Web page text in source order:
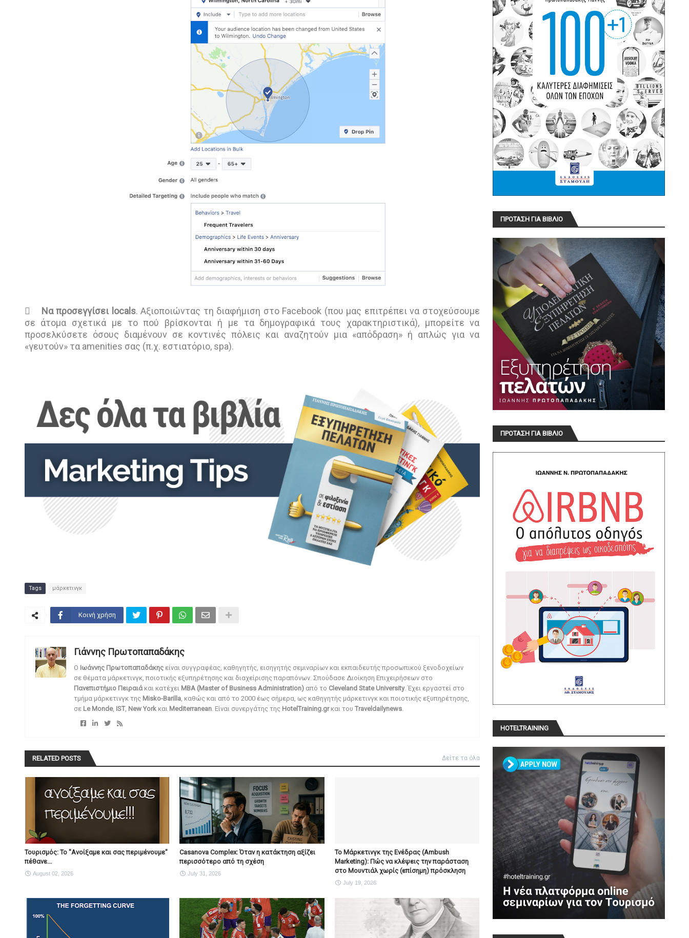
 Να προσεγγίσει locals. Αξιοποιώντας τη διαφήμιση στο Facebook (που μας επιτρέπει να στοχεύσουμε
σε άτομα σχετικά με το πού βρίσκονται ή με τα δημογραφικά τους χαρακτηριστικά), μπορείτε να
προσελκύσετε όσους διαμένουν σε κοντινές πόλεις και αναζητούν μια «απόδραση» ή απλώς για να
«γευτούν» τα amenities σας (π.χ. εστιατόριο, spa).
Tags μάρκετινγκ
Κοινή χρήση
Γιάννης Πρωτοπαπαδάκης
O Ιωάννης Πρωτοπαπαδάκης είναι συγγραφέας, καθηγητής, εισηγητής σεμιναρίων και εκπαιδευτής προσωπικού ξενοδοχείων
σε θέματα μάρκετινγκ, ποιοτικής εξυπηρέτησης και διαχείρισης παραπόνων. Σπούδασε Διοίκηση Επιχειρήσεων στο
Πανεπιστήμιο Πειραιάκαι κατέχει MBA (Master of Business Administration)από το Cleveland State University. Έχει εργαστεί στο
τμήμα μάρκετινγκ της Misko-Barilla, καθώς και από το 2000 έως σήμερα, ως καθηγητής μάρκετινγκ και ποιοτικής εξυπηρέτησης,
σε Le Monde, IST, New Yorkκαι Mediterranean. Είναι συνεργάτης της HotelTraining.grκαι του Traveldailynews.
RELATED POSTS Δείτε τα όλα
Τουρισμός: Το "Ανοίξαμε και σας περιμένουμε"
πέθανε...
August 02, 2026
Casanova Complex: Όταν η κατάκτηση αξίζει
περισσότερο από τη σχέση
July 31, 2026
To Μάρκετινγκ της Ενέδρας (Ambush
Marketing): Πώς να κλέψεις την παράσταση
στο Μουντιάλ χωρίς (επίσημη) πρόσκληση
July 19, 2026
ΠΡΟΤΑΣΗ ΓΙΑ ΒΙΒΛΙΟ
ΠΡΟΤΑΣΗ ΓΙΑ ΒΙΒΛΙΟ
HOTELTRAINING